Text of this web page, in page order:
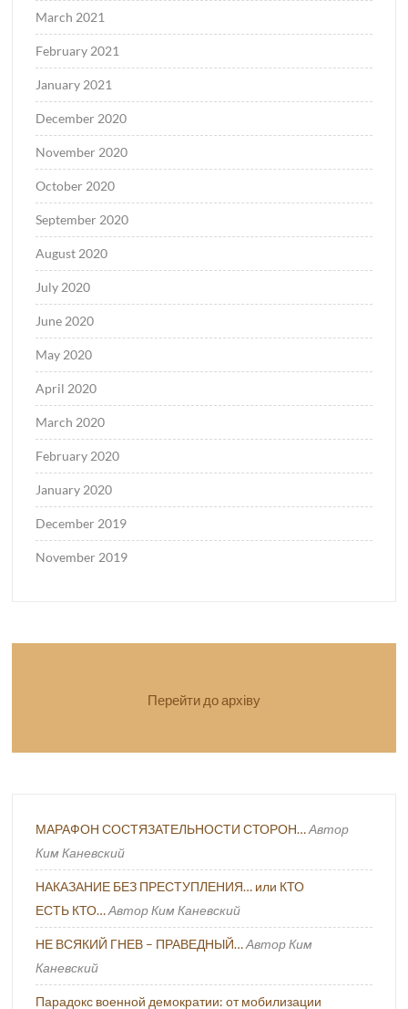
March 2021
February 2021
January 2021
December 2020
November 2020
October 2020
September 2020
August 2020
July 2020
June 2020
May 2020
April 2020
March 2020
February 2020
January 2020
December 2019
November 2019
Перейти до архіву
МАРАФОН СОСТЯЗАТЕЛЬНОСТИ СТОРОН… Автор
Ким Каневский
НАКАЗАНИЕ БЕЗ ПРЕСТУПЛЕНИЯ… или КТО
ЕСТЬ КТО… Автор Ким Каневский
НЕ ВСЯКИЙ ГНЕВ – ПРАВЕДНЫЙ… Автор Ким
Каневский
Парадокс военной демократии: от мобилизации